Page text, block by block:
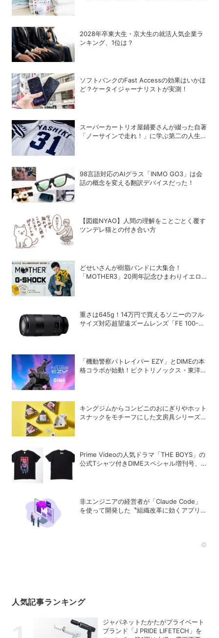
2028年卒東大生・京大生の就活人気企業ラ
ンキング、1位は？
ソフトバンクのFast Accessの効果はいかほ
ど？ケータイジャーナリストが実測！
スーパーカートリオ屋鋪要さんが綴った自著
「ノーサインで走れ！」に学ぶ第二の人生の
98言語対応のAIグラス「INMO GO3」は会
話の概念を変える翻訳デバイスだった！
【図鑑NYAO】人間の理解をことごとく覆す
ツンデレ猫との付き合い方
どせいさんが樹脂バンドに大集合！
「MOTHER3」20周年記念ひまわりイエロ
重さは645g！14万円で買えるソニーのフル
サイズ対応超望遠ズームレンズ「FE 100-
「機動警察パトレイバー EZY」とDIMEの本
格コラボが始動！ビクトリノックス・東洋ス
キングジムからコンビニのおにぎりやホット
スナックをモチーフにした文房具シリーズ
Prime Videoの人気ドラマ「THE BOYS」の
公式Tシャツ付きDIMEスペシャル増刊号、
非エンジニアの経営者が「Claude Code」
を使って開発した〝組織改革に効くアプリ〟
人気記事ランキング
ジャパネットたかたがプライベート
ブランド「J PRIDE LIFETECH」を